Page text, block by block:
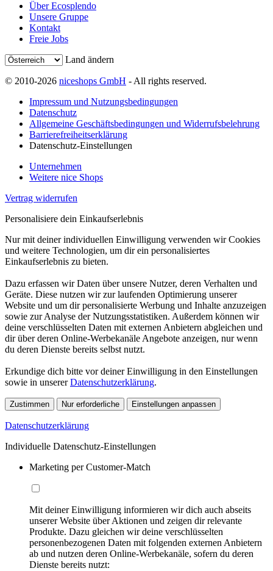
Über Ecosplendo
Unsere Gruppe
Kontakt
Freie Jobs
Land ändern
© 2010-2026 niceshops GmbH - All rights reserved.
Impressum und Nutzungsbedingungen
Datenschutz
Allgemeine Geschäftsbedingungen und Widerrufsbelehrung
Barrierefreiheitserklärung
Datenschutz-Einstellungen
Unternehmen
Weitere nice Shops
Vertrag widerrufen
Personalisiere dein Einkaufserlebnis
Nur mit deiner individuellen Einwilligung verwenden wir Cookies
und weitere Technologien, um dir ein personalisiertes
Einkaufserlebnis zu bieten.
Dazu erfassen wir Daten über unsere Nutzer, deren Verhalten und
Geräte. Diese nutzen wir zur laufenden Optimierung unserer
Website und um dir personalisierte Werbung und Inhalte anzuzeigen
sowie zur Analyse der Nutzungsstatistiken. Außerdem können wir
deine verschlüsselten Daten mit externen Anbietern abgleichen und
dir über deren Online-Werbekanäle Angebote anzeigen, nur wenn
du deren Dienste bereits selbst nutzt.
Erkundige dich bitte vor deiner Einwilligung in den Einstellungen
sowie in unsererDatenschutzerklärung.
Zustimmen Nur erforderliche Einstellungen anpassen
Datenschutzerklärung
Individuelle Datenschutz-Einstellungen
Marketing per Customer-Match
Mit deiner Einwilligung informieren wir dich auch abseits
unserer Website über Aktionen und zeigen dir relevante
Produkte. Dazu gleichen wir deine verschlüsselten
personenbezogenen Daten mit folgenden externen Anbietern
ab und nutzen deren Online-Werbekanäle, sofern du deren
Dienste bereits nutzt: